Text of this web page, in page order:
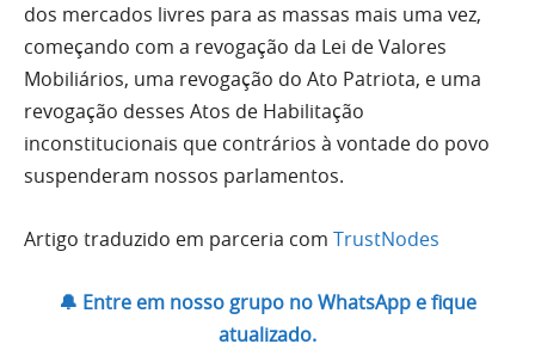
dos mercados livres para as massas mais uma vez,
começando com a revogação da Lei de Valores
Mobiliários, uma revogação do Ato Patriota, e uma
revogação desses Atos de Habilitação
inconstitucionais que contrários à vontade do povo
suspenderam nossos parlamentos.
Artigo traduzido em parceria com TrustNodes
🔔 Entre em nosso grupo no WhatsApp e fique
atualizado.